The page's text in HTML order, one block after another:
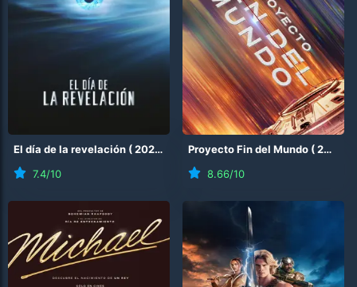
El día de la revelación (2026 )
7.4/10
Proyecto Fin del Mundo (2026
8.66/10